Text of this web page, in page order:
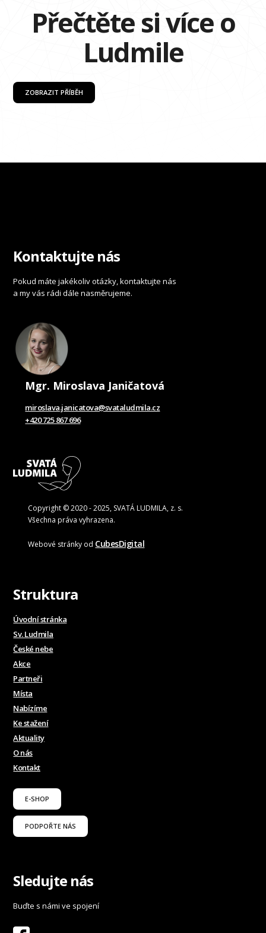
Přečtěte si více o
Ludmile
ZOBRAZIT PŘÍBĚH
Kontaktujte nás
Pokud máte jakékoliv otázky, kontaktujte nás
a my vás rádi dále nasměrujeme.
Mgr. Miroslava Janičatová
miroslava.janicatova@svataludmila.cz
+420 725 867 696
Copyright © 2020 - 2025, SVATÁ LUDMILA, z. s.
Všechna práva vyhrazena.
Webové stránky od CubesDigital
Struktura
Úvodní stránka
Sv. Ludmila
České nebe
Akce
Partneři
Místa
Nabízíme
Ke stažení
Aktuality
O nás
Kontakt
E-SHOP
PODPOŘTE NÁS
Sledujte nás
Buďte s námi ve spojení